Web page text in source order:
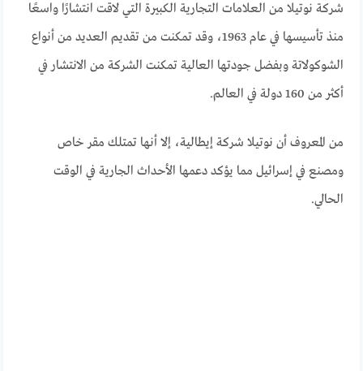
شركة نوتيلا من العلامات التجارية الكبيرة التي لاقت انتشارًا واسعًا
منذ تأسيسها في عام 1963، وقد تمكنت من تقديم العديد من أنواع
الشوكولاتة وبفضل جودتها العالية تمكنت الشركة من الانتشار في
أكثر من 160 دولة في العالم.
من المعروف أن نوتيلا شركة إيطالية، إلا أنها تمتلك مقر خاص
ومصنع في إسرائيل مما يؤكد دعمها الأحداث الجارية في الوقت
الحالي.